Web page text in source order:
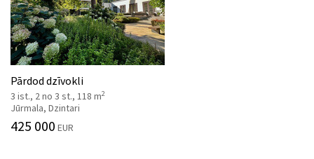
Pārdod dzīvokli
3 ist., 2 no 3 st., 118 m2
Jūrmala, Dzintari
425 000 EUR